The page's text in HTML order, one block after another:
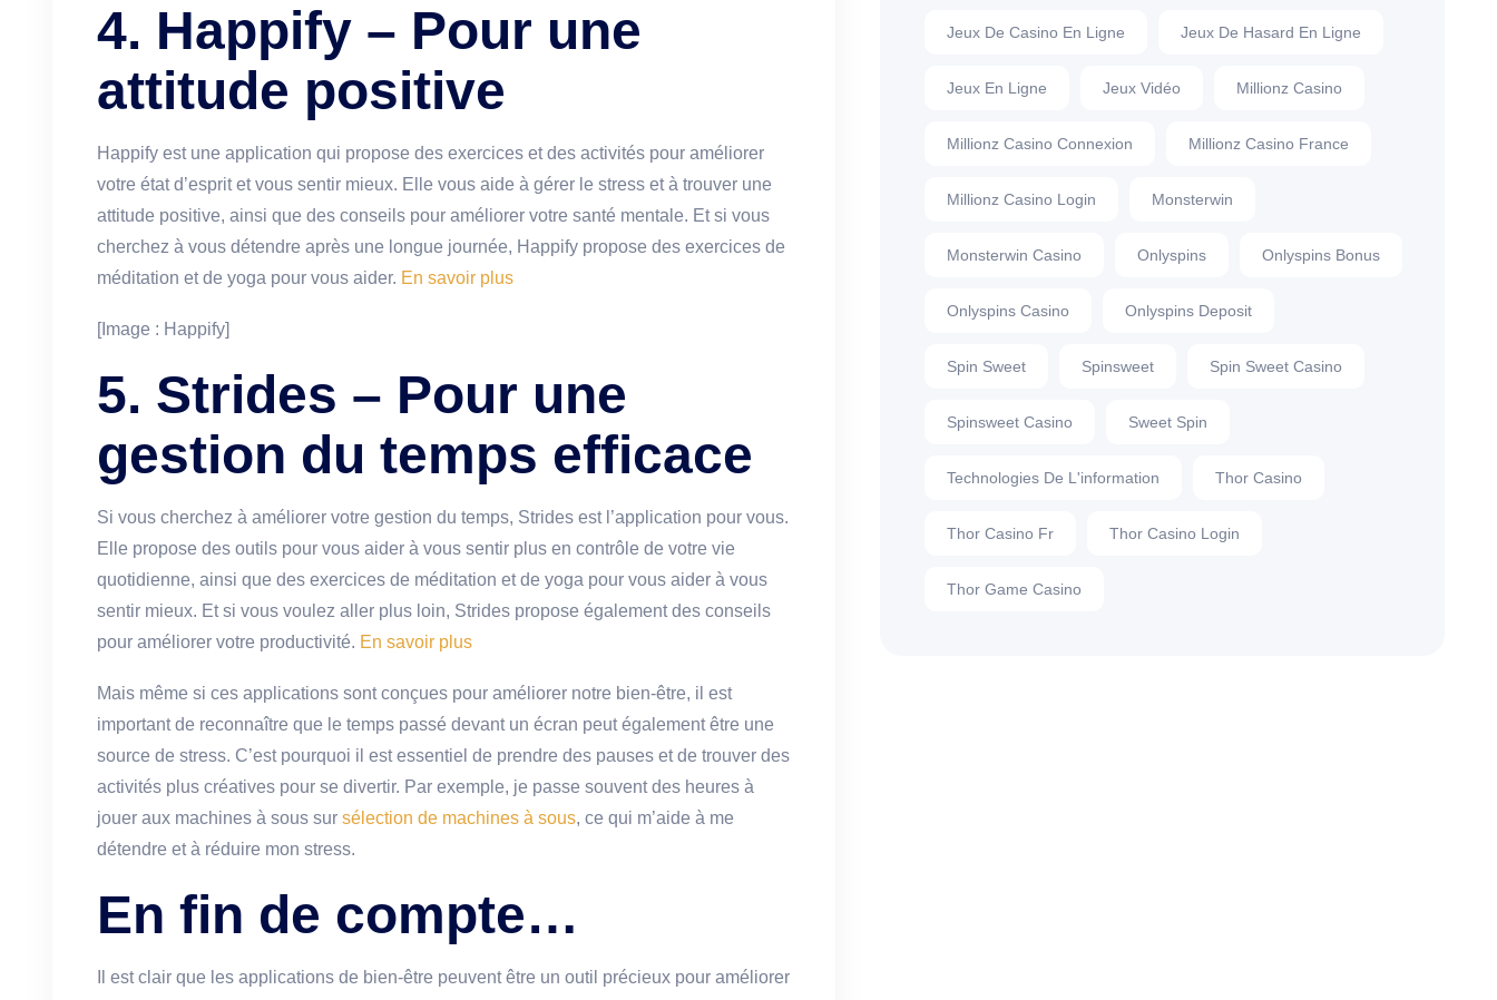
4. Happify – Pour une
attitude positive
Happify est une application qui propose des exercices et des activités pour améliorer
votre état d’esprit et vous sentir mieux. Elle vous aide à gérer le stress et à trouver une
attitude positive, ainsi que des conseils pour améliorer votre santé mentale. Et si vous
cherchez à vous détendre après une longue journée, Happify propose des exercices de
méditation et de yoga pour vous aider. En savoir plus
[Image : Happify]
5. Strides – Pour une
gestion du temps efficace
Si vous cherchez à améliorer votre gestion du temps, Strides est l’application pour vous.
Elle propose des outils pour vous aider à vous sentir plus en contrôle de votre vie
quotidienne, ainsi que des exercices de méditation et de yoga pour vous aider à vous
sentir mieux. Et si vous voulez aller plus loin, Strides propose également des conseils
pour améliorer votre productivité. En savoir plus
Mais même si ces applications sont conçues pour améliorer notre bien-être, il est
important de reconnaître que le temps passé devant un écran peut également être une
source de stress. C’est pourquoi il est essentiel de prendre des pauses et de trouver des
activités plus créatives pour se divertir. Par exemple, je passe souvent des heures à
jouer aux machines à sous sur sélection de machines à sous, ce qui m’aide à me
détendre et à réduire mon stress.
En fin de compte…
Il est clair que les applications de bien-être peuvent être un outil précieux pour améliorer
Jeux De Casino En Ligne Jeux De Hasard En Ligne
Jeux En Ligne Jeux Vidéo Millionz Casino
Millionz Casino Connexion Millionz Casino France
Millionz Casino Login Monsterwin
Monsterwin Casino Onlyspins Onlyspins Bonus
Onlyspins Casino Onlyspins Deposit
Spin Sweet Spinsweet Spin Sweet Casino
Spinsweet Casino Sweet Spin
Technologies De L'information Thor Casino
Thor Casino Fr Thor Casino Login
Thor Game Casino